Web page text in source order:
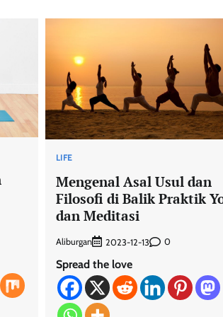
LIFE
Mengenal Asal Usul dan
Filosofi di Balik Praktik
dan Meditasi
Aliburgan 2023-12-13 0
Spread the love